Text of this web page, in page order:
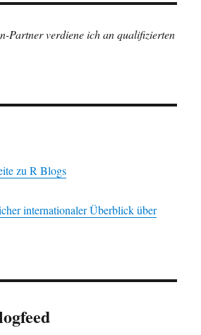
Partner verdiene ich an qualifizierten
zu R Blogs
internationaler Überblick über